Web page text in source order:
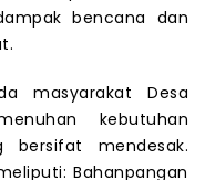
bencana dan
masyarakat Desa
kebutuhan
bersifat mendesak.
Bahanpangan